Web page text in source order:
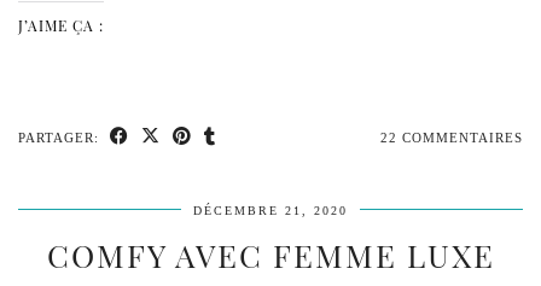
J’AIME ÇA :
PARTAGER: 22 COMMENTAIRES
DÉCEMBRE 21, 2020
COMFY AVEC FEMME LUXE